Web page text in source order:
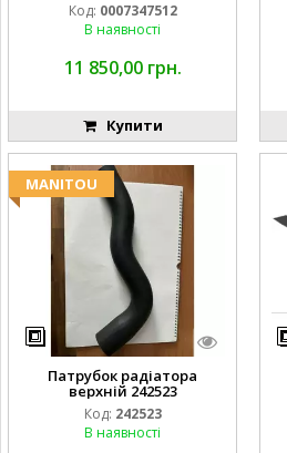
Код: 0007347512
В наявності
11 850,00 грн.
Купити
MANITOU
Патрубок радіатора
верхній 242523
Код: 242523
В наявності